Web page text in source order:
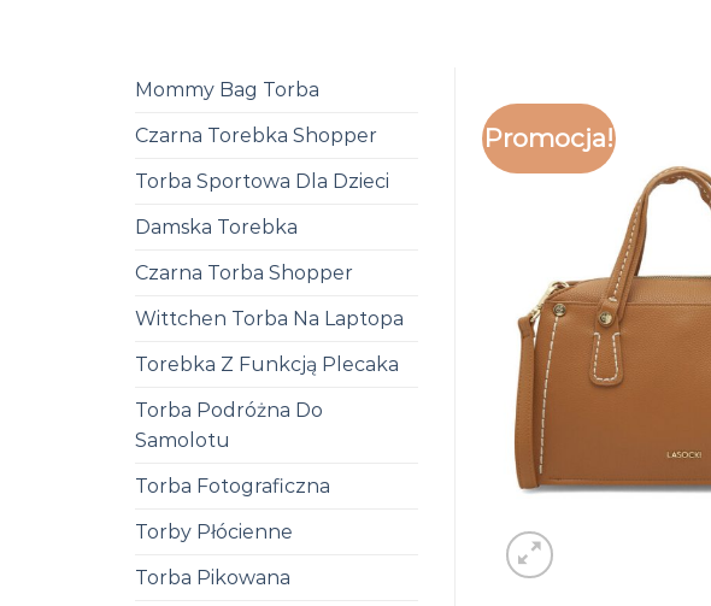
Mommy Bag Torba
Czarna Torebka Shopper
Torba Sportowa Dla Dzieci
Damska Torebka
Czarna Torba Shopper
Wittchen Torba Na Laptopa
Torebka Z Funkcją Plecaka
Torba Podróżna Do
Samolotu
Torba Fotograficzna
Torby Płócienne
Torba Pikowana
Promocja!